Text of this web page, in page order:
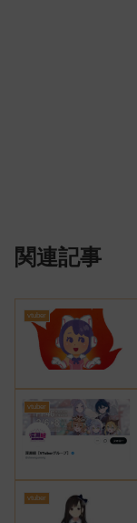
関連記事
vtuber
vtuber
vtuber